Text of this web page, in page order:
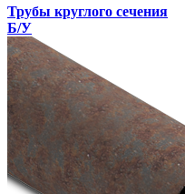
Трубы круглого сечения
Б/У